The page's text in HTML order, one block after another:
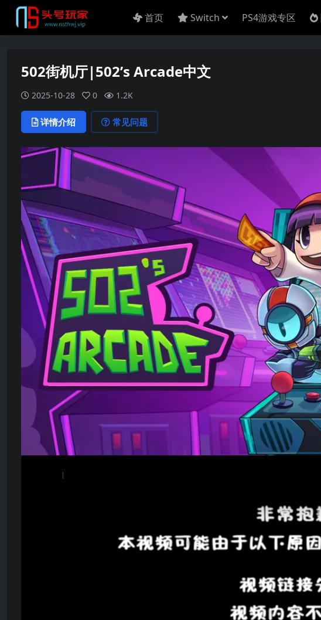
首页 Switch PS4游戏专区
502街机厅|502’s Arcade中文
2025-10-28 0 1.2K
详情介绍 常见问题